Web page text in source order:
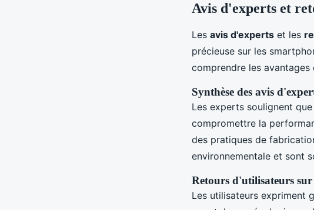
Avis d'experts et
Les avis d'experts et les
précieuse sur les
comprendre les
Synthèse des avis
Les experts soulignent
compromettre la
des pratiques de
environnementale et sont
Retours d'utilisateurs
Les utilisateurs expriment